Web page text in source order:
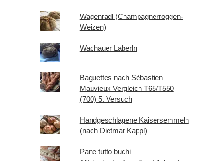
Wagenradl (Champagnerroggen-
Weizen)
Wachauer Laberln
Baguettes nach Sébastien
Mauvieux Vergleich T65/T550
(700) 5. Versuch
Handgeschlagene Kaisersemmeln
(nach Dietmar Kappl)
Pane tutto buchi